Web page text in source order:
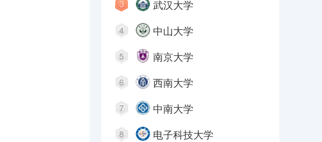
武汉大学
4 中山大学
5 南京大学
6 西南大学
7 中南大学
8 电子科技大学